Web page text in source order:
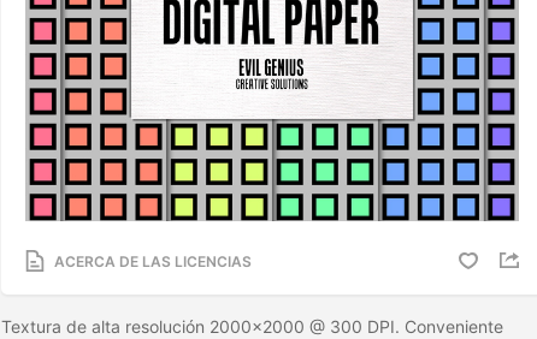
ACERCA DE LAS LICENCIAS
Textura de alta resolución 2000x2000 @ 300 DPI. Conveniente